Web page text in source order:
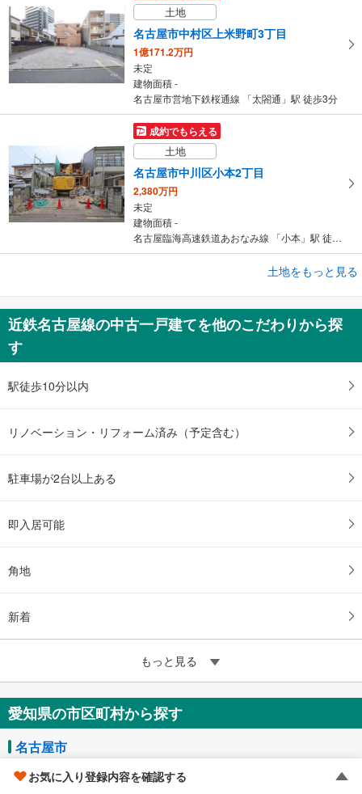
土地
名古屋市中村区上米野町3丁目
1億171.2万円
未定
建物面積 -
名古屋市営地下鉄桜通線 「太閤通」駅 徒歩3分
成約でもらえる
土地
名古屋市中川区小本2丁目
2,380万円
未定
建物面積 -
名古屋臨海高速鉄道あおなみ線 「小本」駅 徒歩6分
600万円
未定
近鉄名古屋線 「伏屋」駅 徒歩34分
土地をもっと見る
近鉄名古屋線の中古一戸建てを他のこだわりから探
す
駅徒歩10分以内
リノベーション・リフォーム済み（予定含む）
駐車場が2台以上ある
即入居可能
角地
新着
もっと見る
愛知県の市区町村から探す
名古屋市
千種区
お気に入り登録内容を確認する